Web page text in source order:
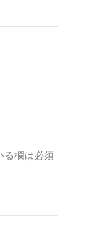
欄は必須